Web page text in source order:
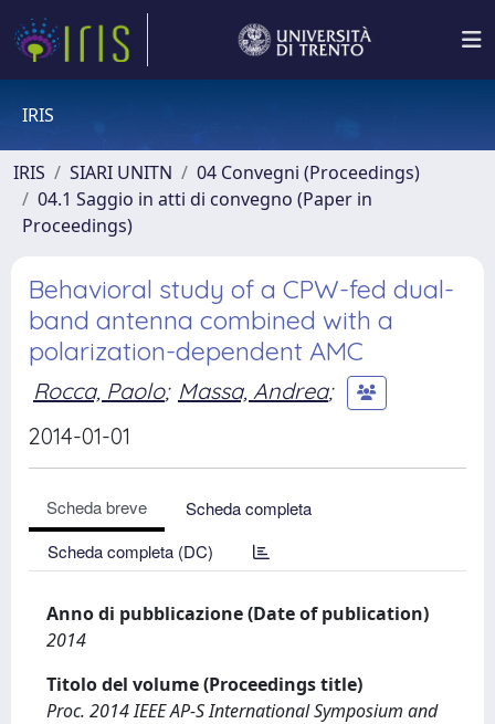
IRIS
IRIS SIARI UNITN
04 Convegni (Proceedings)
04.1 Saggio in atti di convegno (Paper in
Proceedings)
Behavioral study of a CPW-fed dual-
band antenna combined with a
polarization-dependent AMC
Rocca, Paolo; Massa, Andrea;
2014-01-01
Scheda breve
Scheda completa
Scheda completa (DC)
Anno di pubblicazione (Date of publication)
2014
Titolo del volume (Proceedings title)
Proc. 2014 IEEE AP-S International Symposium and